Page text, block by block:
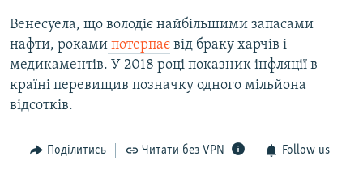
Венесуела, що володіє найбільшими запасами
нафти, роками потерпає від браку харчів і
медикаментів. У 2018 році показник інфляції в
країні перевищив позначку одного мільйона
відсотків.
Поділитись Читати без VPN Follow us